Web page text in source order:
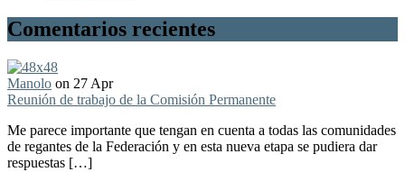
Comentarios recientes
Manolo on 27 Apr
Reunión de trabajo de la Comisión Permanente
Me parece importante que tengan en cuenta a todas las comunidades
de regantes de la Federación y en esta nueva etapa se pudiera dar
respuestas […]